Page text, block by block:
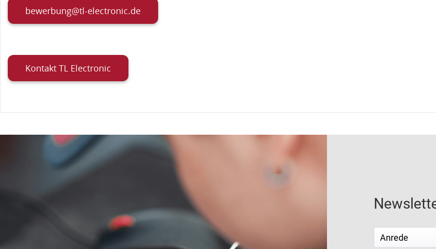
bewerbung@tl-electronic.de
Kontakt TL Electronic